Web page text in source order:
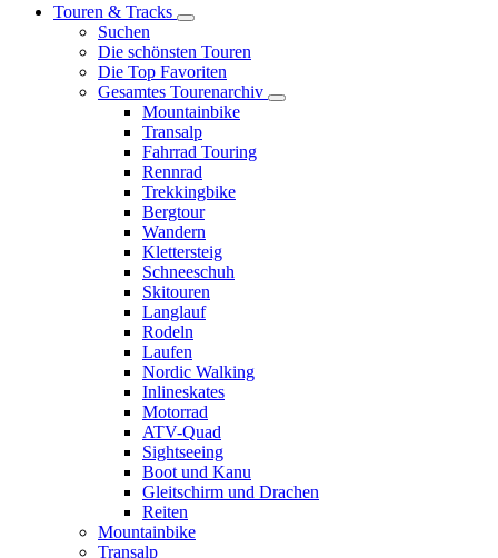
Touren & Tracks
Suchen
Die schönsten Touren
Die Top Favoriten
Gesamtes Tourenarchiv
Mountainbike
Transalp
Fahrrad Touring
Rennrad
Trekkingbike
Bergtour
Wandern
Klettersteig
Schneeschuh
Skitouren
Langlauf
Rodeln
Laufen
Nordic Walking
Inlineskates
Motorrad
ATV-Quad
Sightseeing
Boot und Kanu
Gleitschirm und Drachen
Reiten
Mountainbike
Transalp